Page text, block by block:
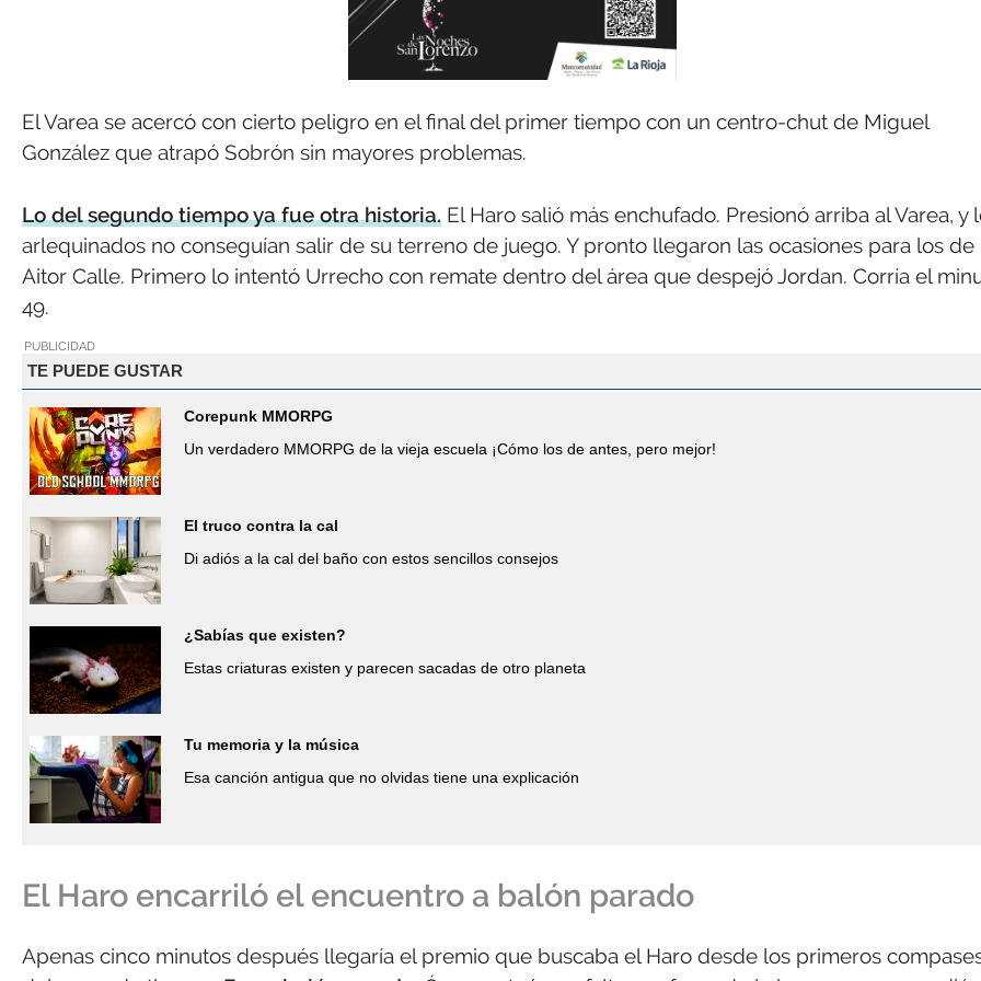
El Varea se acercó con cierto peligro en el final del primer tiempo con un centro-chut de Miguel
González que atrapó Sobrón sin mayores problemas.
Lo del segundo tiempo ya fue otra historia. El Haro salió más enchufado. Presionó arriba al Varea, y
arlequinados no conseguían salir de su terreno de juego. Y pronto llegaron las ocasiones para los de
Aitor Calle. Primero lo intentó Urrecho con remate dentro del área que despejó Jordan. Corría el
49.
PUBLICIDAD
TE PUEDE GUSTAR
Corepunk MMORPG
Un verdadero MMORPG de la vieja escuela ¡Cómo los de antes, pero mejor!
El truco contra la cal
Di adiós a la cal del baño con estos sencillos consejos
¿Sabías que existen?
Estas criaturas existen y parecen sacadas de otro planeta
Tu memoria y la música
Esa canción antigua que no olvidas tiene una explicación
El Haro encarriló el encuentro a balón parado
Apenas cinco minutos después llegaría el premio que buscaba el Haro desde los primeros